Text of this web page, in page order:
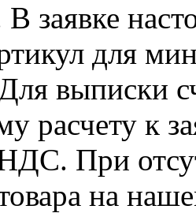
В заявке
для
выписки
расчету к
При
на